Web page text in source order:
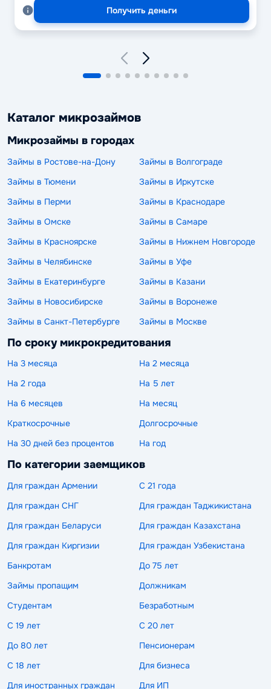
Получить деньги
Каталог микрозаймов
Микрозаймы в городах
Займы в Ростове-на-Дону
Займы в Волгограде
Займы в Тюмени
Займы в Иркутске
Займы в Перми
Займы в Краснодаре
Займы в Омске
Займы в Самаре
Займы в Красноярске
Займы в Нижнем Новгороде
Займы в Челябинске
Займы в Уфе
Займы в Екатеринбурге
Займы в Казани
Займы в Новосибирске
Займы в Воронеже
Займы в Санкт-Петербурге
Займы в Москве
По сроку микрокредитования
На 3 месяца
На 2 месяца
На 2 года
На 5 лет
На 6 месяцев
На месяц
Краткосрочные
Долгосрочные
На 30 дней без процентов
На год
По категории заемщиков
Для граждан Армении
С 21 года
Для граждан СНГ
Для граждан Таджикистана
Для граждан Беларуси
Для граждан Казахстана
Для граждан Киргизии
Для граждан Узбекистана
Банкротам
До 75 лет
Займы пропащим
Должникам
Студентам
Безработным
С 19 лет
С 20 лет
До 80 лет
Пенсионерам
С 18 лет
Для бизнеса
Для иностранных граждан
Для ИП